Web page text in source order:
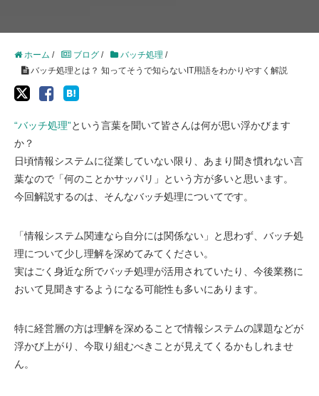
ホーム / ブログ / バッチ処理 /
バッチ処理とは？ 知ってそうで知らないIT用語をわかりやすく解説
“バッチ処理”という言葉を聞いて皆さんは何が思い浮かびます
か？
日頃情報システムに従業していない限り、あまり聞き慣れない言
葉なので「何のことかサッパリ」という方が多いと思います。
今回解説するのは、そんなバッチ処理についてです。
「情報システム関連なら自分には関係ない」と思わず、バッチ処
理について少し理解を深めてみてください。
実はごく身近な所でバッチ処理が活用されていたり、今後業務に
おいて見聞きするようになる可能性も多いにあります。
特に経営層の方は理解を深めることで情報システムの課題などが
浮かび上がり、今取り組むべきことが見えてくるかもしれませ
ん。